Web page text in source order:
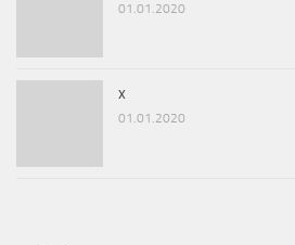
01.01.2020
x
01.01.2020